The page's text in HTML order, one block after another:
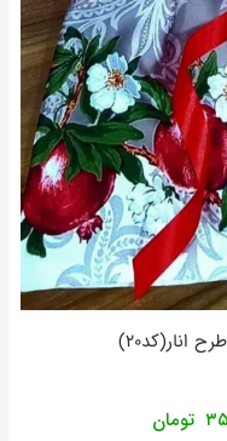
انار(کد۲۰)
تومان